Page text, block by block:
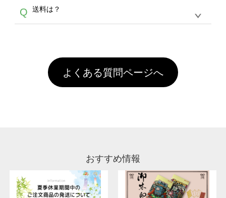
からご利用頂けます。ポイントの有効期限は一
年間です。【会員ランク】過去10カ月のご注
文回数により会員ランク割引(最大5%)が適用
頂いても、ログインがされていなければ、ラン
クにカウントがされません。
といって、プリントを定着させるための処理剤
を塗布しており、短納期・低価格で商品をお届
害な性質で、水洗いで落とすことが可能です。
お手数ですが、お客様ご自身にて着用前に落と
していただけますようお願いいたします。※1
通常注文・直送機能でのご注文に関わらず、前
A
ません。いずれのデータも該当デザインのみ画
像(JPEG,PNG,GIF,PDF)に変換、またはAdobe
Q 送料は？
引」などによるお値引きで4,000円未満になる
場合は送料がかかりますので、ご注意くださ
い。
よくある質問ページへ
おすすめ情報